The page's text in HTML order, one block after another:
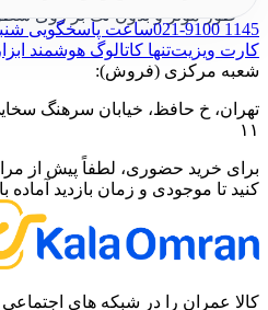
طور موثر و بدون لک بر روی
021-9100 1145ساعت پاسخگویی شنبه تا
کارت ویزیتتنها کاتالوگ هوشمند
شعبه مرکزی (فروش):
تهران، خ حافظ، خیابان سرهنگ
۱۱
برای خرید حضوری، لطفاً پیش از
کنید تا موجودی و زمان بازدید آماده
کالا عمران را در شبکه های اجتماعی